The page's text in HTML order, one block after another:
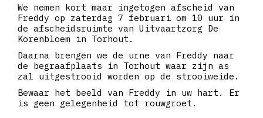
We nemen kort maar ingetogen afscheid van
Freddy op zaterdag 7 februari om 10 uur in
de afscheidsruimte van Uitvaartzorg De
Korenbloem in Torhout.
Daarna brengen we de urne van Freddy naar
de begraafplaats in Torhout waar zijn as
zal uitgestrooid worden op de strooiweide.
Bewaar het beeld van Freddy in uw hart. Er
is geen gelegenheid tot rouwgroet.